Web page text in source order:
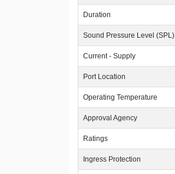
Duration
Sound Pressure Level (SPL)
Current - Supply
Port Location
Operating Temperature
Approval Agency
Ratings
Ingress Protection